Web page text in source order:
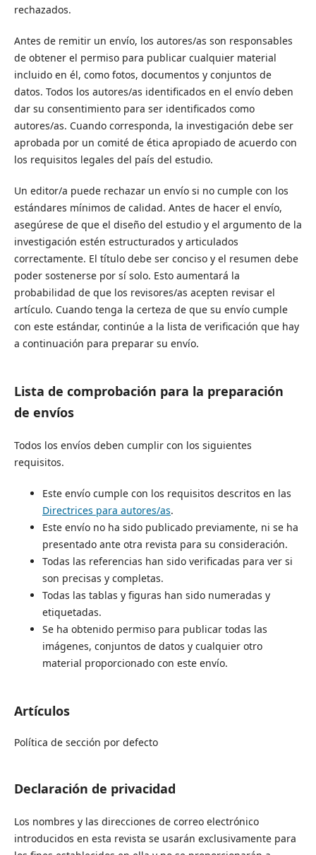
rechazados.
Antes de remitir un envío, los autores/as son responsables
de obtener el permiso para publicar cualquier material
incluido en él, como fotos, documentos y conjuntos de
datos. Todos los autores/as identificados en el envío deben
dar su consentimiento para ser identificados como
autores/as. Cuando corresponda, la investigación debe ser
aprobada por un comité de ética apropiado de acuerdo con
los requisitos legales del país del estudio.
Un editor/a puede rechazar un envío si no cumple con los
estándares mínimos de calidad. Antes de hacer el envío,
asegúrese de que el diseño del estudio y el argumento de la
investigación estén estructurados y articulados
correctamente. El título debe ser conciso y el resumen debe
poder sostenerse por sí solo. Esto aumentará la
probabilidad de que los revisores/as acepten revisar el
artículo. Cuando tenga la certeza de que su envío cumple
con este estándar, continúe a la lista de verificación que hay
a continuación para preparar su envío.
Lista de comprobación para la preparación
de envíos
Todos los envíos deben cumplir con los siguientes
requisitos.
Este envío cumple con los requisitos descritos en las
Directrices para autores/as.
Este envío no ha sido publicado previamente, ni se ha
presentado ante otra revista para su consideración.
Todas las referencias han sido verificadas para ver si
son precisas y completas.
Todas las tablas y figuras han sido numeradas y
etiquetadas.
Se ha obtenido permiso para publicar todas las
imágenes, conjuntos de datos y cualquier otro
material proporcionado con este envío.
Artículos
Política de sección por defecto
Declaración de privacidad
Los nombres y las direcciones de correo electrónico
introducidos en esta revista se usarán exclusivamente para